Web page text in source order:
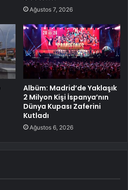
Ağustos 7, 2026
Albüm: Madrid’de Yaklaşık
2 Milyon Kişi İspanya’nın
Dünya Kupası Zaferini
Kutladı
Ağustos 6, 2026